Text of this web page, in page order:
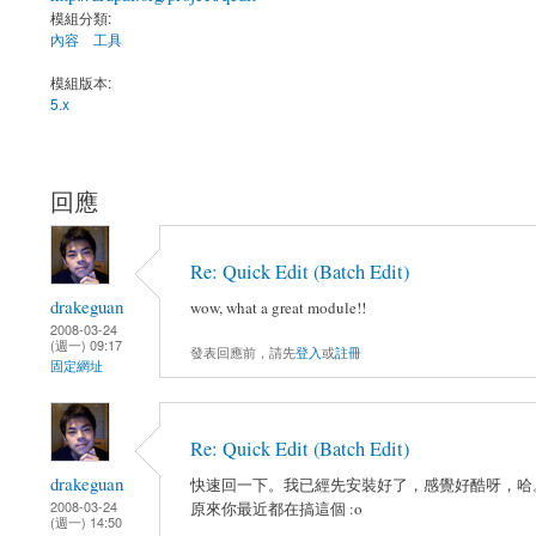
模組分類:
內容
工具
模組版本:
5.x
回應
drakeguan
2008-03-24
(週一) 09:17
固定網址
Re: Quick Edit (Batch Edit)
wow, what a great module!!
發表回應前，請先登入或註冊
drakeguan
2008-03-24
(週一) 14:50
Re: Quick Edit (Batch Edit)
快速回一下。我已經先安裝好了，感覺好酷呀，哈。
原來你最近都在搞這個 :o